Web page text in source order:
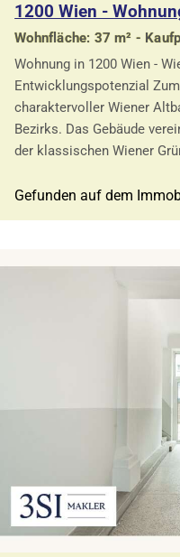
1200 Wien -
Wohnfläche: 37 m² -
Wohnung in 1200 Wien -
Entwicklungspotenzial
charaktervoller Wiener
Bezirks. Das Gebäude
der klassischen Wiener
Gefunden auf dem